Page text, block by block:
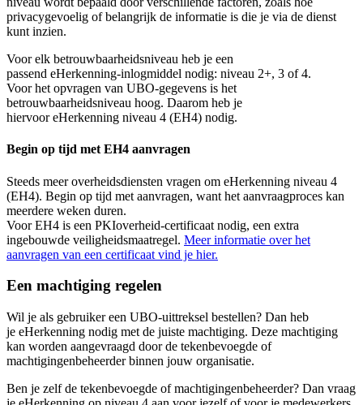
privacygevoelig of belangrijk de informatie is die je via de dienst
kunt inzien.
Voor elk betrouwbaarheidsniveau heb je een
passend eHerkenning‑inlogmiddel nodig: niveau 2+, 3 of 4.
Voor het opvragen van UBO‑gegevens is het
betrouwbaarheidsniveau hoog. Daarom heb je
hiervoor eHerkenning niveau 4 (EH4) nodig.
Begin op tijd met EH4 aanvragen
Steeds meer overheidsdiensten vragen om eHerkenning niveau 4
(EH4). Begin op tijd met aanvragen, want het aanvraagproces kan
meerdere weken duren.
Voor EH4 is een PKIoverheid‑certificaat nodig, een extra
ingebouwde veiligheidsmaatregel. Meer informatie over het
aanvragen van een certificaat vind je hier.
Een machtiging regelen
Wil je als gebruiker een UBO-uittreksel bestellen? Dan heb
je eHerkenning nodig met de juiste machtiging. Deze machtiging
kan worden aangevraagd door de tekenbevoegde of
machtigingenbeheerder binnen jouw organisatie.
Ben je zelf de tekenbevoegde of machtigingenbeheerder? Dan vraag